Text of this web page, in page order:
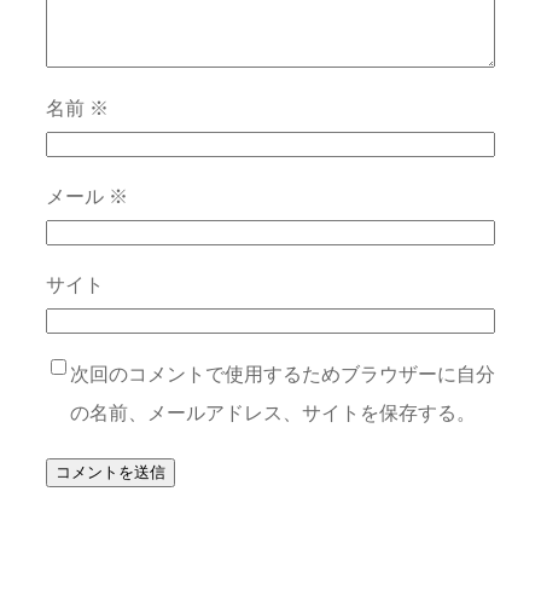
名前 ※
メール ※
サイト
次回のコメントで使用するためブラウザーに自分
の名前、メールアドレス、サイトを保存する。